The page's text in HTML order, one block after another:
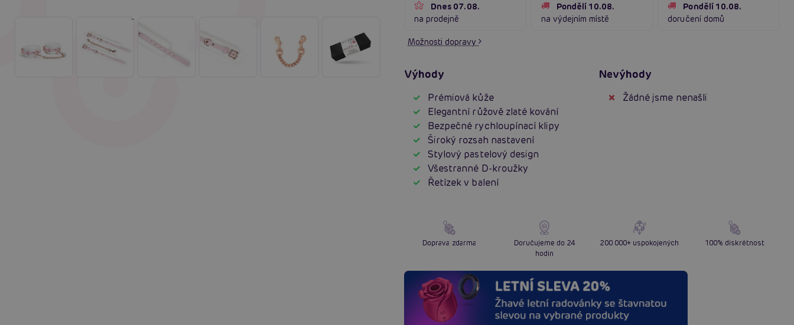
Dnes 07.08.
na prodejně
Pondělí 10.08.
na výdejním místě
Pondělí 10.08.
doručení domů
Možnosti dopravy
Výhody
Prémiová kůže
Elegantní růžově zlaté kování
Bezpečné rychloupínací klipy
Široký rozsah nastavení
Stylový pastelový design
Všestranné D-kroužky
Řetízek v balení
Nevýhody
Žádné jsme nenašli
Doprava zdarma
Doručujeme do 24
hodin
200 000+ uspokojených 100% diskrétnost